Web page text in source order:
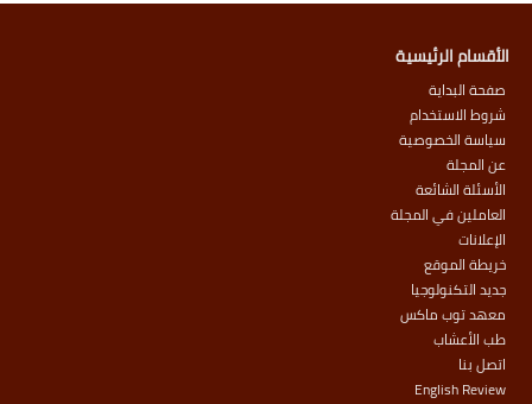
الأقسام الرئيسية
صفحة البداية
شروط الاستخدام
سياسة الخصوصية
عن المجلة
الأسئلة الشائعة
العاملين في المجلة
الإعلانات
خريطة الموقع
جديد التكنولوجيا
معهد توب ماكس
طب الأعشاب
اتصل بنا
English Review